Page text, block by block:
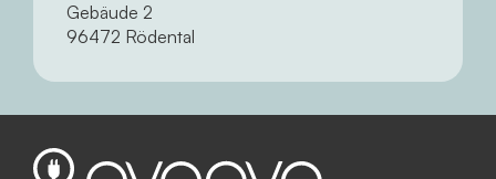
Gebäude 2
96472 Rödental